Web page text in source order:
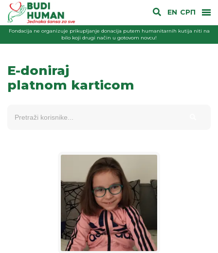
EN СРП
Fondacija ne organizuje prikupljanje donacija putem humanitarnih kutija niti na
bilo koji drugi način u gotovom novcu!
E-doniraj
platnom karticom